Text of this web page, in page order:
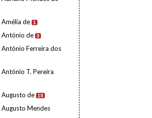
Amélia de 1
António de 3
António Ferreira dos
António T. Pereira
Augusto de 15
Augusto Mendes